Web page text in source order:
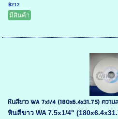
฿212
มีสินค้า
หินสีขาว WA 7x1/4 (180x6.4x31.75) ความ
หินสีขาว WA 7.5x1/4"